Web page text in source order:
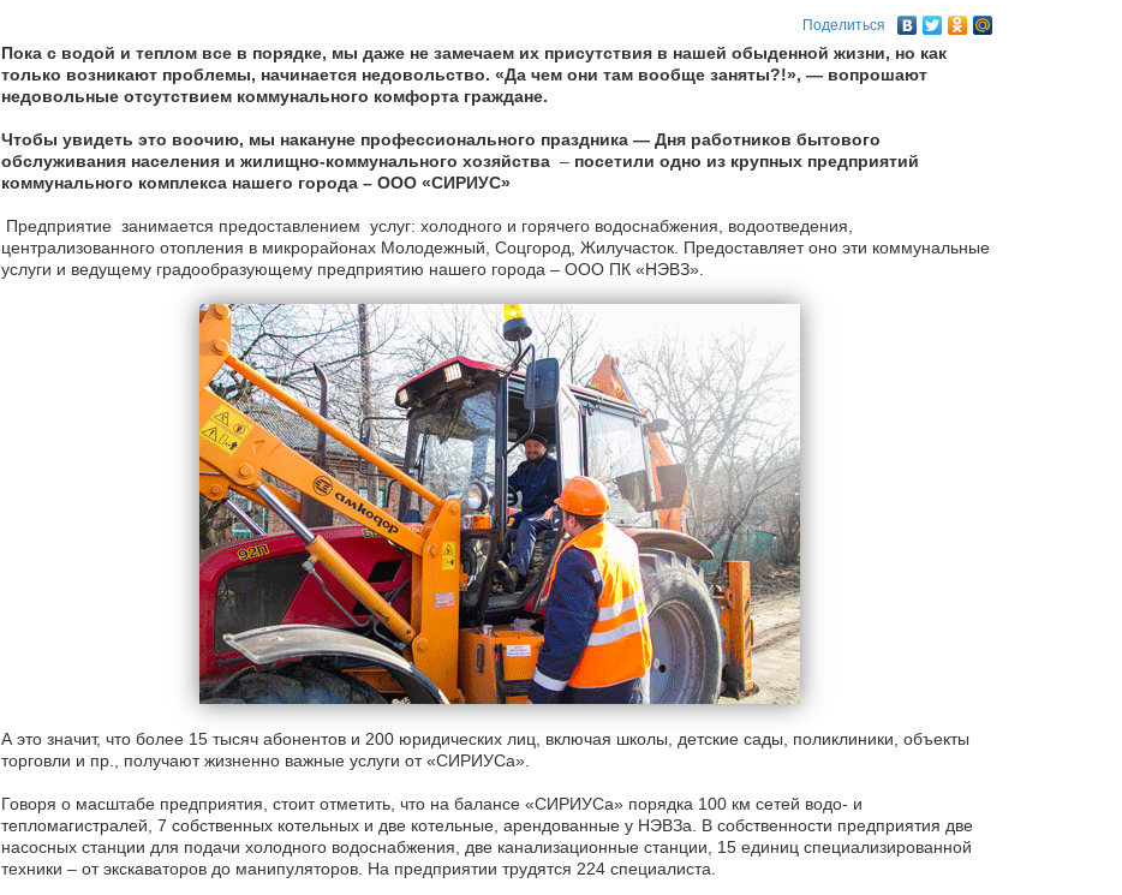
Поделиться
Пока с водой и теплом все в порядке, мы даже не замечаем их присутствия в нашей обыденной жизни, но как
только возникают проблемы, начинается недовольство. «Да чем они там вообще заняты?!», — вопрошают
недовольные отсутствием коммунального комфорта граждане.
Чтобы увидеть это воочию, мы накануне профессионального праздника — Дня работников бытового
обслуживания населения и жилищно-коммунального хозяйства – посетили одно из крупных предприятий
коммунального комплекса нашего города – ООО «СИРИУС»
Предприятие занимается предоставлением услуг: холодного и горячего водоснабжения, водоотведения,
централизованного отопления в микрорайонах Молодежный, Соцгород, Жилучасток. Предоставляет оно эти коммунальные
услуги и ведущему градообразующему предприятию нашего города – ООО ПК «НЭВЗ».
А это значит, что более 15 тысяч абонентов и 200 юридических лиц, включая школы, детские сады, поликлиники, объекты
торговли и пр., получают жизненно важные услуги от «СИРИУСа».
Говоря о масштабе предприятия, стоит отметить, что на балансе «СИРИУСа» порядка 100 км сетей водо- и
тепломагистралей, 7 собственных котельных и две котельные, арендованные у НЭВЗа. В собственности предприятия две
насосных станции для подачи холодного водоснабжения, две канализационные станции, 15 единиц специализированной
техники – от экскаваторов до манипуляторов. На предприятии трудятся 224 специалиста.